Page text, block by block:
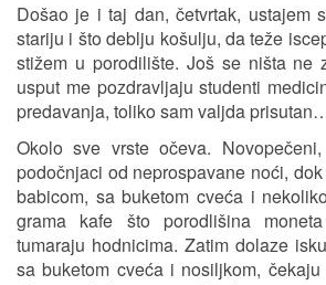
Došao je i taj dan, četvrtak, ustajem
stariju i što deblju košulju, da teže
stižem u porodilište. Još se ništa ne
usput me pozdravljaju studenti
predavanja, toliko sam valjda
Okolo sve vrste očeva.
podočnjaci od neprospavane noći,
babicom, sa buketom cveća i
grama kafe što porodlišina
tumaraju hodnicima. Zatim dolaze
sa buketom cveća i nosiljkom,